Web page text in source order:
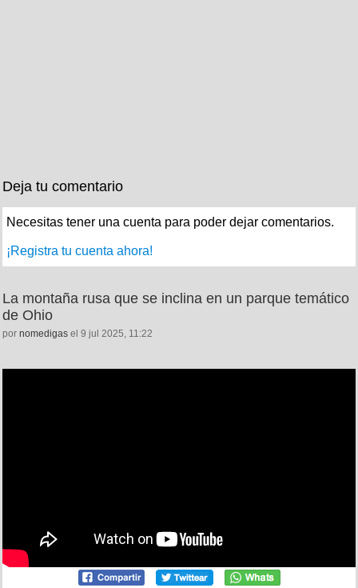
Deja tu comentario
Necesitas tener una cuenta para poder dejar comentarios.
¡Registra tu cuenta ahora!
La montaña rusa que se inclina en un parque temático
de Ohio
por nomedigas el 9 jul 2025, 11:22